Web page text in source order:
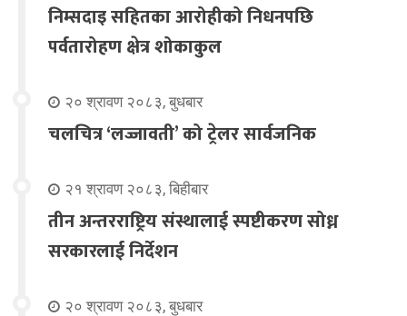
निम्सदाइ सहितका आरोहीको निधनपछि
पर्वतारोहण क्षेत्र शोकाकुल
२० श्रावण २०८३, बुधबार
चलचित्र ‘लज्जावती’ को ट्रेलर सार्वजनिक
२१ श्रावण २०८३, बिहीबार
तीन अन्तरराष्ट्रिय संस्थालाई स्पष्टीकरण सोध्न
सरकारलाई निर्देशन
२० श्रावण २०८३, बुधबार